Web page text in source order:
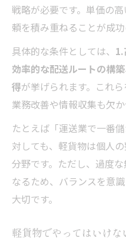
戦略が必要です。単価の
頼を積み重ねることが成功
具体的な条件としては、
効率的な配送ルートの構築
得が挙げられます。これ
業務改善や情報収集も欠か
たとえば「運送業で一番
対しても、軽貨物は個人
分野です。ただし、過度
なるため、バランスを意
大切です。
軽貨物でやってはいけ